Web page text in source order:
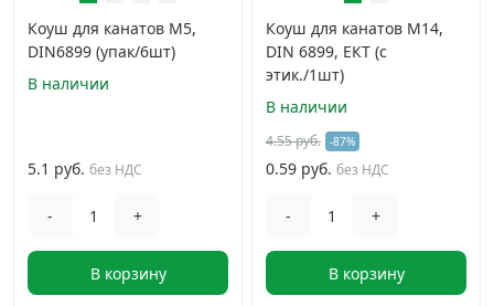
Коуш для канатов М5,
DIN6899 (упак/6шт)
В наличии
5.1 руб. без НДС
- +
В корзину
Коуш для канатов M14,
DIN 6899, ЕКТ (с
этик./1шт)
В наличии
4.55 руб. -87%
0.59 руб. без НДС
- +
В корзину